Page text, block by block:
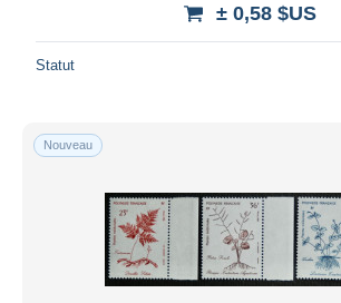
± 0,58 $US
Statut
Nouveau